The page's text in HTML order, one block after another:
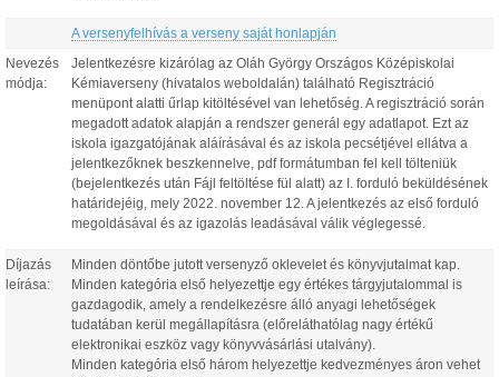
A versenyfelhívás a verseny saját honlapján
Nevezés
módja:
Jelentkezésre kizárólag az Oláh György Országos Középiskolai
Kémiaverseny (hivatalos weboldalán) található Regisztráció
menüpont alatti űrlap kitöltésével van lehetőség. A regisztráció során
megadott adatok alapján a rendszer generál egy adatlapot. Ezt az
iskola igazgatójának aláírásával és az iskola pecsétjével ellátva a
jelentkezőknek beszkennelve, pdf formátumban fel kell tölteniük
(bejelentkezés után Fájl feltöltése fül alatt) az I. forduló beküldésének
határidejéig, mely 2022. november 12. A jelentkezés az első forduló
megoldásával és az igazolás leadásával válik véglegessé.
Díjazás
leírása:
Minden döntőbe jutott versenyző oklevelet és könyvjutalmat kap.
Minden kategória első helyezettje egy értékes tárgyjutalommal is
gazdagodik, amely a rendelkezésre álló anyagi lehetőségek
tudatában kerül megállapításra (előreláthatólag nagy értékű
elektronikai eszköz vagy könyvvásárlási utalvány).
Minden kategória első három helyezettje kedvezményes áron vehet